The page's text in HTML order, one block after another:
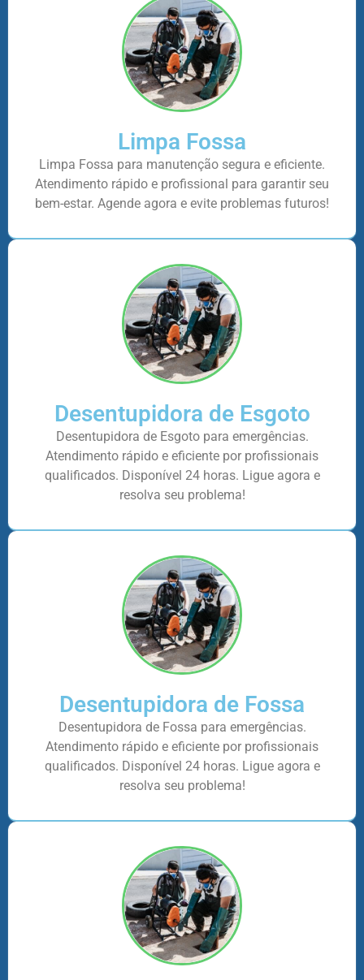
Limpa Fossa
Limpa Fossa para manutenção segura e eficiente.
Atendimento rápido e profissional para garantir seu
bem-estar. Agende agora e evite problemas futuros!
Desentupidora de Esgoto
Desentupidora de Esgoto para emergências.
Atendimento rápido e eficiente por profissionais
qualificados. Disponível 24 horas. Ligue agora e
resolva seu problema!
Desentupidora de Fossa
Desentupidora de Fossa para emergências.
Atendimento rápido e eficiente por profissionais
qualificados. Disponível 24 horas. Ligue agora e
resolva seu problema!